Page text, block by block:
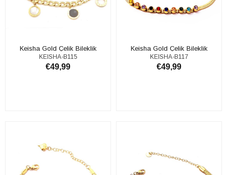
Keisha Gold Çelik Bileklik
KEISHA-B115
€49,99
Keisha Gold Çelik Bileklik
KEISHA-B117
€49,99